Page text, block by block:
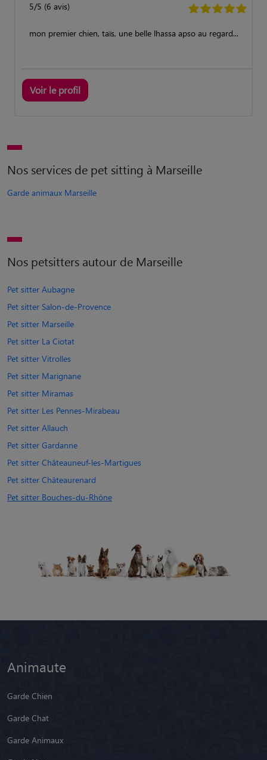
5/5 (6 avis)
mon premier chien, taïs, une belle lhassa apso au regard...
Voir le profil
Nos services de pet sitting à Marseille
Garde animaux Marseille
Nos petsitters autour de Marseille
Pet sitter Aubagne
Pet sitter Salon-de-Provence
Pet sitter Marseille
Pet sitter La Ciotat
Pet sitter Vitrolles
Pet sitter Marignane
Pet sitter Miramas
Pet sitter Les Pennes-Mirabeau
Pet sitter Allauch
Pet sitter Gardanne
Pet sitter Châteauneuf-les-Martigues
Pet sitter Châteaurenard
Pet sitter Bouches-du-Rhône
Animaute
Garde Chien
Garde Chat
Garde Animaux